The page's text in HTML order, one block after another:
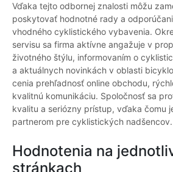
Vďaka tejto odbornej znalosti môžu
poskytovať hodnotné rady a
vhodného cyklistického vybavenia.
servisu sa firma aktívne angažuje v
životného štýlu, informovaním o
a aktuálnych novinkách v oblasti
cenia prehľadnosť online obchodu,
kvalitnú komunikáciu. Spoločnosť sa
kvalitu a seriózny prístup, vďaka čomu
partnerom pre cyklistických nadšencov.
Hodnotenia na
stránkach